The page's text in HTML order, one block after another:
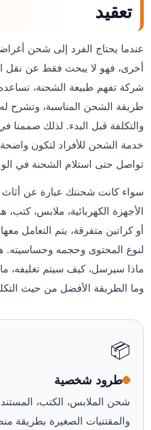
تعقيد
عندما يحتاج الفرد إلى شحن
أخرى، فهو لا يبحث فقط عن نقل
شركة تفهم طبيعة الشحنة،
طريقة الشحن المناسبة، وتشرح
والتكلفة قبل البدء. لذلك صممنا
خدمة الشحن للأفراد لتكون
تواصل حتى استلام الشحنة في
سواء كانت شحنتك عبارة عن
الأجهزة الكهربائية، ملابس، كتب،
أو كراتين متفرقة، يتم التعامل
لنوع المحتوى وحجمه وحساسيته.
ماذا سيرسل، كيف سيتم تغليفه،
وما الطريقة الأفضل من حيث
📦
طرود شخصية
شحن الملابس، الكتب،
والمقتنيات الصغيرة بطريقة